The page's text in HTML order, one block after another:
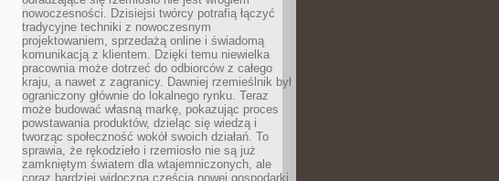
nowoczesności. Dzisiejsi twórcy potrafią łączyć
tradycyjne techniki z nowoczesnym
projektowaniem, sprzedażą online i świadomą
komunikacją z klientem. Dzięki temu niewielka
pracownia może dotrzeć do odbiorców z całego
kraju, a nawet z zagranicy. Dawniej rzemieślnik był
ograniczony głównie do lokalnego rynku. Teraz
może budować własną markę, pokazując proces
powstawania produktów, dzieląc się wiedzą i
tworząc społeczność wokół swoich działań. To
sprawia, że rękodzieło i rzemiosło nie są już
zamkniętym światem dla wtajemniczonych, ale
coraz bardziej widoczną częścią nowej gospodarki.